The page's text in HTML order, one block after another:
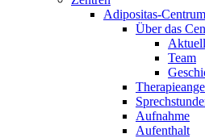
Adipositas-Centrum
Über das
Team
Aufnahme
Aufenthalt